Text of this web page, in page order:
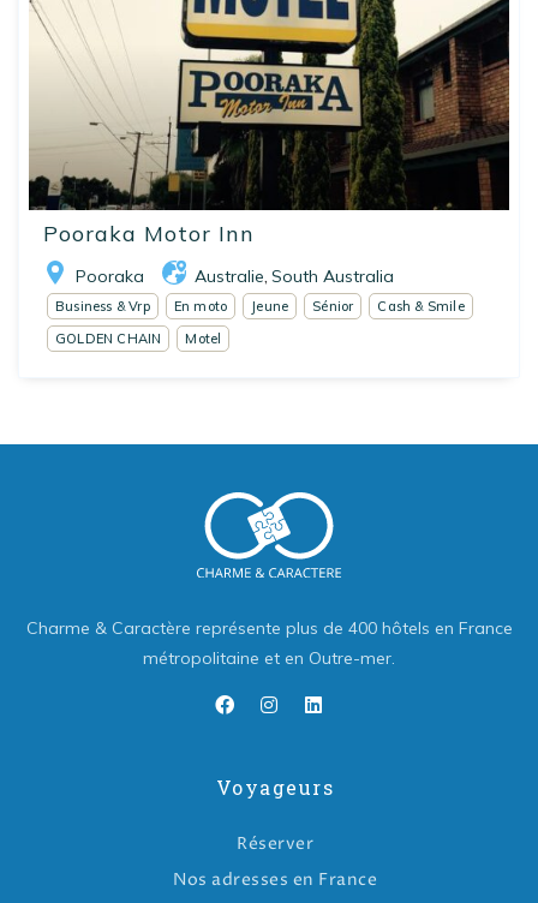
Pooraka Motor Inn
Pooraka Australie South Australia
Business & Vrp En moto Jeune Sénior
Cash & Smile
GOLDEN CHAIN
Motel
Charme & Caractère représente plus de 400 hôtels en France
métropolitaine et en Outre-mer.
Voyageurs
Réserver
Nos adresses en France